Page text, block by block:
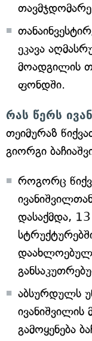
ეკავა
მოადგილის
ფონდში.
რას წერს
თეიმურაზ
გიორგი
როგორც
დასაქმდა,
აბსურდულს
ივანიშვილის
გამოყენება